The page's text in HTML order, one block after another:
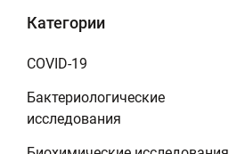
Категории
COVID-19
Бактериологические
исследования